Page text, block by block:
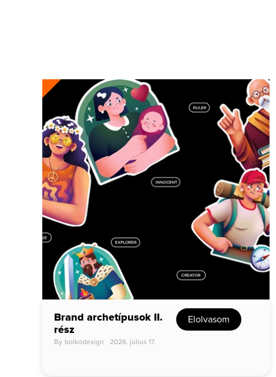
Brand archetípusok II.
rész
By bolkodesign 2026. július 17.
Elolvasom